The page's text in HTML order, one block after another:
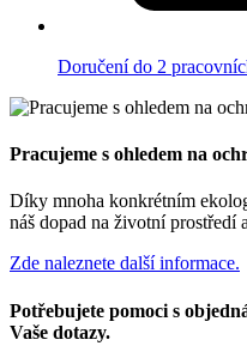
Doručení do 2
Pracujeme s ohledem na
Díky mnoha konkrétním
náš dopad na životní prostředí
Zde naleznete další informace.
Potřebujete pomoci s
Vaše dotazy.